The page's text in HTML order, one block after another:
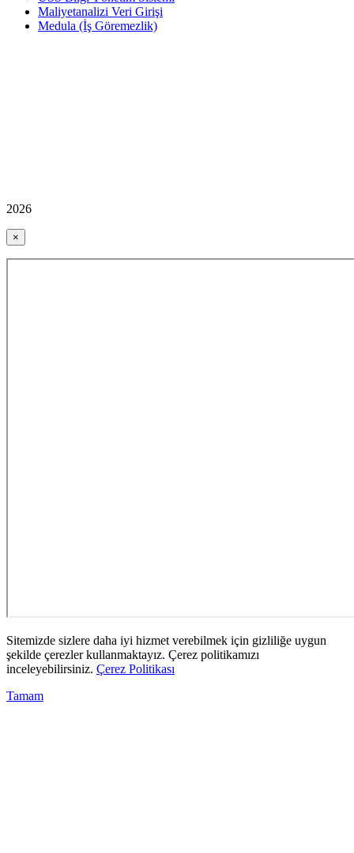
Maliyetanalizi Veri Girişi
Medula (İş Göremezlik)
2026
×
Sitemizde sizlere daha iyi hizmet verebilmek için gizliliğe uygun
şekilde çerezler kullanmaktayız. Çerez politikamızı
inceleyebilirsiniz. Çerez Politikası
Tamam